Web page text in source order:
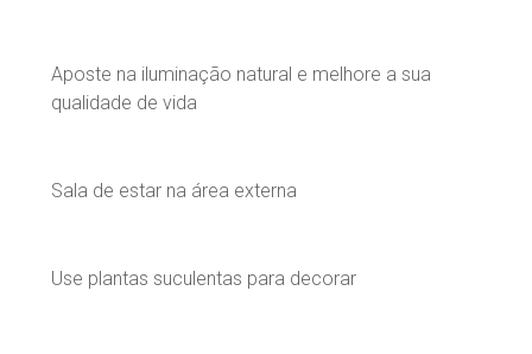
Aposte na iluminação natural e melhore a sua
qualidade de vida
Sala de estar na área externa
Use plantas suculentas para decorar